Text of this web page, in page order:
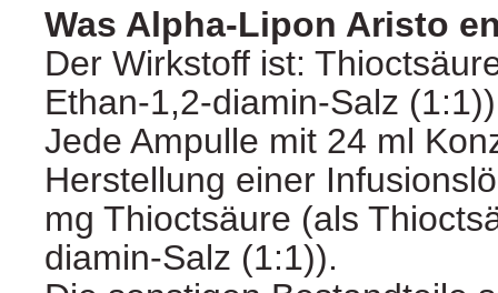
Was Alpha-Lipon Aristo
Der Wirkstoff ist:
Ethan-1,2-diamin-Salz (1:1))
Jede Ampulle mit 24 ml
Herstellung einer
mg Thioctsäure (als
diamin-Salz (1:1)).